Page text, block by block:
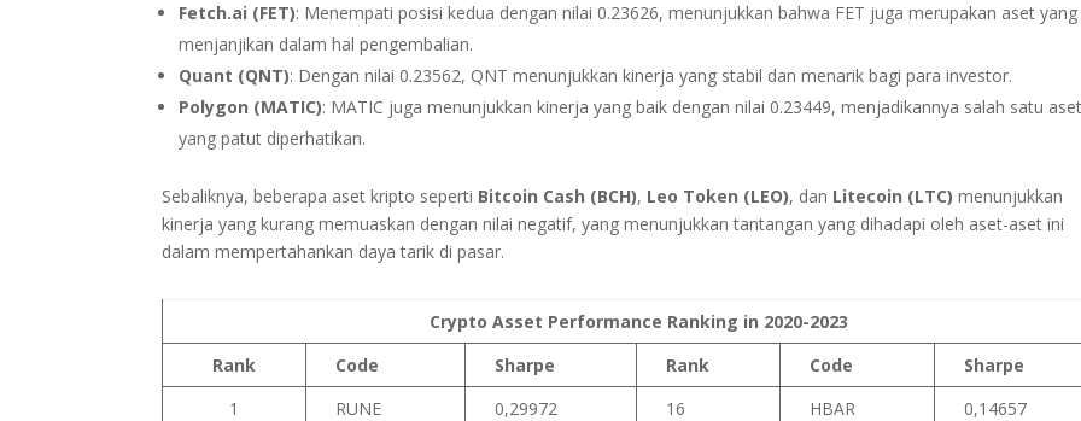
Fetch.ai (FET): Menempati posisi kedua dengan nilai 0.23626, menunjukkan bahwa FET juga merupakan aset yang
menjanjikan dalam hal pengembalian.
Quant (QNT): Dengan nilai 0.23562, QNT menunjukkan kinerja yang stabil dan menarik bagi para investor.
Polygon (MATIC): MATIC juga menunjukkan kinerja yang baik dengan nilai 0.23449, menjadikannya salah satu aset
yang patut diperhatikan.
Sebaliknya, beberapa aset kripto seperti Bitcoin Cash (BCH), Leo Token (LEO), dan Litecoin (LTC) menunjukkan
kinerja yang kurang memuaskan dengan nilai negatif, yang menunjukkan tantangan yang dihadapi oleh aset-aset ini
dalam mempertahankan daya tarik di pasar.
Crypto Asset Performance Ranking in 2020-2023
Rank
Code Sharpe Rank Code
Sharpe
1
RUNE 0,29972 16 HBAR
0,14657